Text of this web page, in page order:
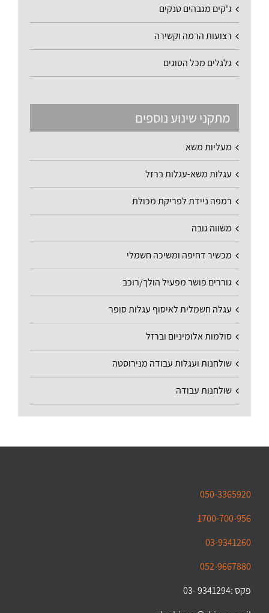
ג'קים מגבהים טנקים
רצועות הרמה וקשירה
גלגלים מכל הסוגים
מתקני שינוע נוספים
מעליות משא
עגלות משא-עגלות ברזל
רמפה ניידת לפריקת מכולת
משווה גובה
מכשיר דחיפה ומשיכה חשמלי
גוררים פושר מפעיל הולך/רוכב
עגלה חשמלית לאיסוף עגלות סופר
סולמות אלומיניום וברזל
שולחנות ועגלות עבודה מנירוסטה
שולחנות עבודה
050-3365920
1700-700-956
03-9341260
052-9667880
פקס :9341294 -03